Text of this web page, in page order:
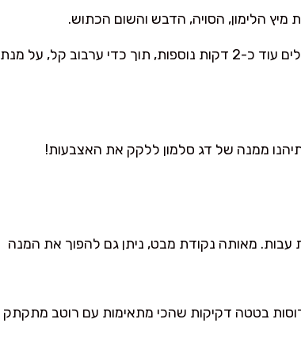
הלימון, הסויה, הדבש והשום הכתוש.
ברגע שהסלמון מוכן, יוצקים את הרוטב על גבי הפילטים במחבת. מבשלים עוד כ-2 דקות נוספות, תוך כדי ערבוב קל, על מנת
ממנה של דג סלמון ללקק את האצבעות!
עבות. מאותה נקודת מבט, ניתן גם להפוך את המנה
פרוסות בטטה דקיקות שהכי מתאימות עם רוטב מתקתק